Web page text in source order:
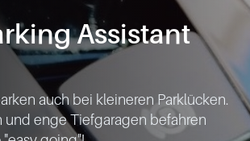
Assistant
auch bei kleineren Parklücken.
und enge Tiefgaragen befahren